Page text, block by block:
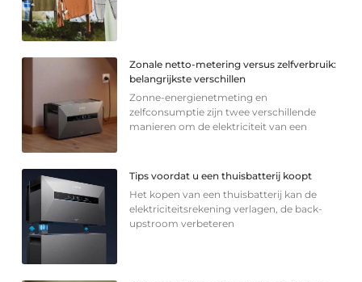
Zonale netto-metering versus zelfverbruik:
belangrijkste verschillen
Zonne-energienetmeting en
zelfconsumptie zijn twee verschillende
manieren om de elektriciteit van een
Tips voordat u een thuisbatterij koopt
Het kopen van een thuisbatterij kan de
elektriciteitsrekening verlagen, de back-
upstroom verbeteren